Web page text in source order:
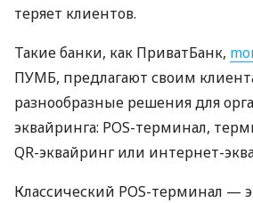
теряет клиентов.
Такие банки, как ПриватБанк,
ПУМБ, предлагают своим
разнообразные решения для
эквайринга: POS-терминал,
QR-эквайринг или интернет-
Классический POS-терминал —